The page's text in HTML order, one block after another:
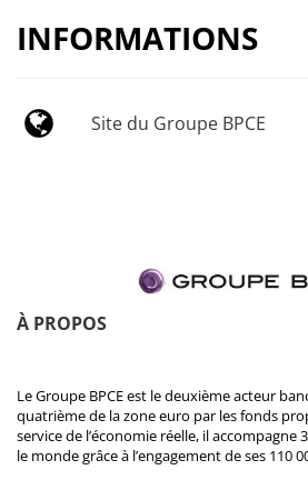
INFORMATIONS
Site du Groupe BPCE
À PROPOS
Le Groupe BPCE est le deuxième acteur
quatrième de la zone euro par les fonds
service de l’économie réelle, il accompagne
le monde grâce à l’engagement de ses 110